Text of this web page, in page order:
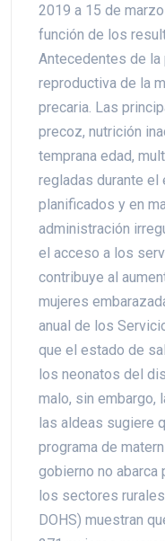
2019 a 15 de
función de los
Antecedentes de la
reproductiva de la
precaria. Las
precoz, nutrición
temprana edad,
regladas durante el
planificados y en
administración
el acceso a los
contribuye al
mujeres
anual de los
que el estado de
los neonatos del
malo, sin embargo,
las aldeas sugiere
programa de
gobierno no abarca
los sectores
DOHS) muestran